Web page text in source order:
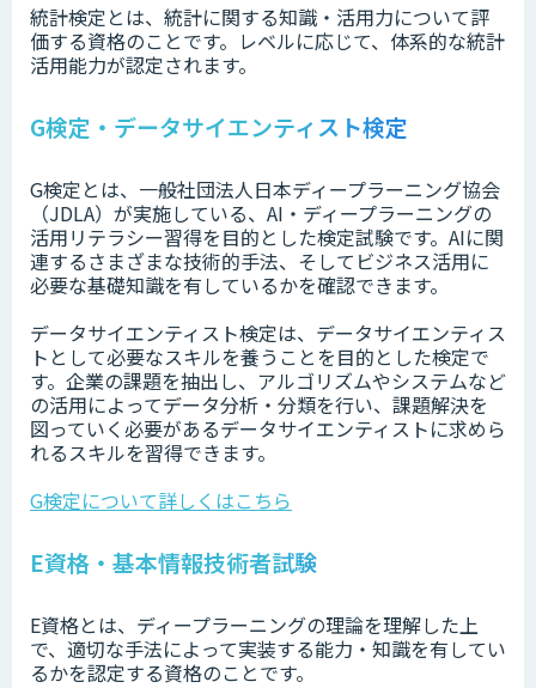
統計検定とは、統計に関する知識・活用力について評
価する資格のことです。レベルに応じて、体系的な統計
活用能力が認定されます。
G検定・データサイエンティスト検定
G検定とは、一般社団法人日本ディープラーニング協会
（JDLA）が実施している、AI・ディープラーニングの
活⽤リテラシー習得を目的とした検定試験です。AIに関
連するさまざまな技術的⼿法、そしてビジネス活⽤に
必要な基礎知識を有しているかを確認できます。
データサイエンティスト検定は、データサイエンティス
トとして必要なスキルを養うことを目的とした検定で
す。企業の課題を抽出し、アルゴリズムやシステムなど
の活用によってデータ分析・分類を行い、課題解決を
図っていく必要があるデータサイエンティストに求めら
れるスキルを習得できます。
G検定について詳しくはこちら
E資格・基本情報技術者試験
E資格とは、ディープラーニングの理論を理解した上
で、適切な手法によって実装する能力・知識を有してい
るかを認定する資格のことです。